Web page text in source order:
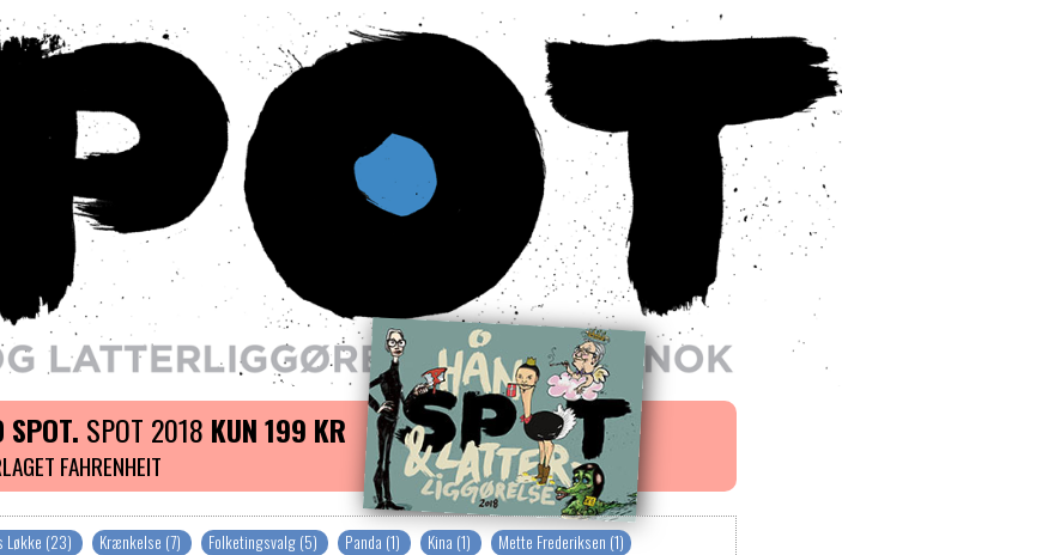
SPOT. SPOT 2018 KUN 199 KR
FAHRENHEIT
Løkke (23) Krænkelse (7) Folketingsvalg (5) Panda (1) Kina (1) Mette Frederiksen (1)